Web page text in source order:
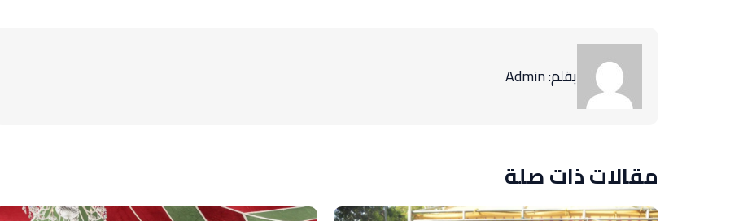
بقلم: Admin
مقالات ذات صلة